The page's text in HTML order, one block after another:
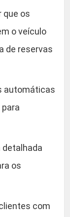
que os
o veículo
de reservas
automáticas
para
detalhada
os
com